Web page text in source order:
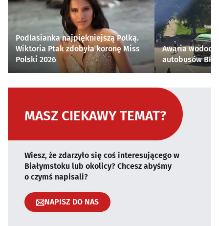
Podlasianka najpiękniejszą Polką.
Wiktoria Ptak zdobyła koronę Miss
Polski 2026
Awaria
autobusów
MASZ CIEKAWY TEMAT?
Wiesz, że zdarzyło się coś interesującego w
Białymstoku lub okolicy? Chcesz abyśmy
o czymś napisali?
NAPISZ DO NAS